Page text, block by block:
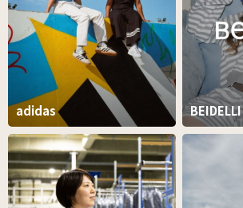
adidas BEIDELLI